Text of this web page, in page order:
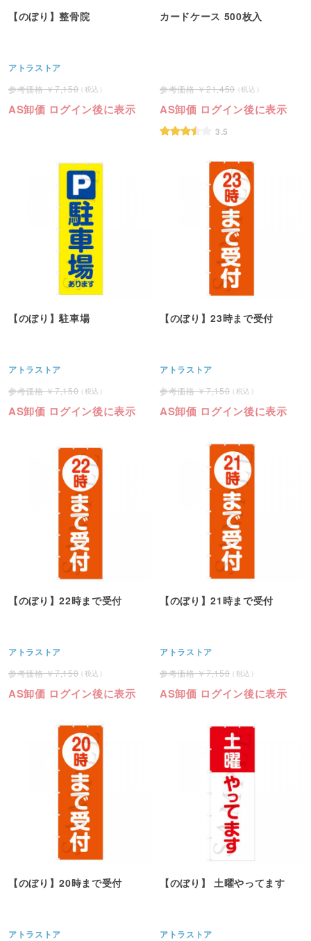
【のぼり】整骨院
アトラストア
7,150
AS卸価 ログイン後に表示
カードケース 500枚入
21,450
AS卸価 ログイン後に表示
3.5
【のぼり】駐車場
アトラストア
7,150
AS卸価 ログイン後に表示
【のぼり】23時まで受付
アトラストア
7,150
AS卸価 ログイン後に表示
【のぼり】22時まで受付
アトラストア
7,150
AS卸価 ログイン後に表示
【のぼり】21時まで受付
アトラストア
7,150
AS卸価 ログイン後に表示
【のぼり】20時まで受付
アトラストア
【のぼり】 土曜やってます
アトラストア